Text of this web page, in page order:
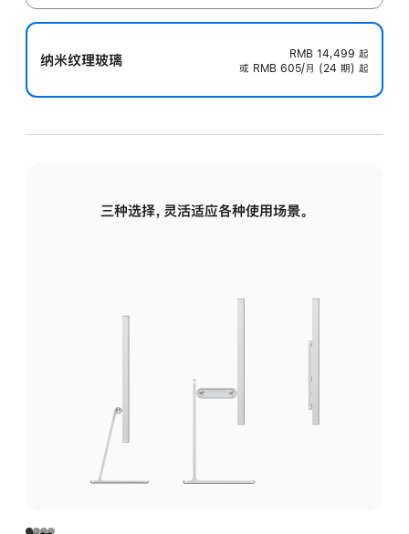
纳米纹理玻璃 RMB 14,499 起
或 RMB 605/月 (24 期) 起
三种选择，灵活适应各种使用场景。